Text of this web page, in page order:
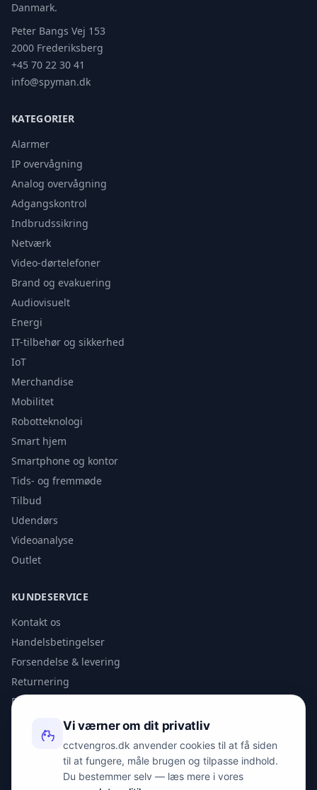
Danmark.
Peter Bangs Vej 153
2000 Frederiksberg
+45 70 22 30 41
info@spyman.dk
KATEGORIER
Alarmer
IP overvågning
Analog overvågning
Adgangskontrol
Indbrudssikring
Netværk
Video-dørtelefoner
Brand og evakuering
Audiovisuelt
Energi
IT-tilbehør og sikkerhed
IoT
Merchandise
Mobilitet
Robotteknologi
Smart hjem
Smartphone og kontor
Tids- og fremmøde
Tilbud
Udendørs
Videoanalyse
Outlet
KUNDESERVICE
Kontakt os
Handelsbetingelser
Forsendelse & levering
Returnering
Privatlivspolitik
KONTAKT
info@spyman.dk
Vi værner om dit privatliv
cctvengros.dk anvender cookies til at få siden
til at fungere, måle brugen og tilpasse indhold.
Du bestemmer selv — læs mere i vores